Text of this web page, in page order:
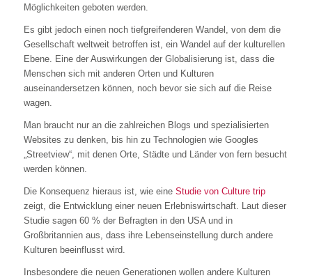
Möglichkeiten geboten werden.
Es gibt jedoch einen noch tiefgreifenderen Wandel, von dem die
Gesellschaft weltweit betroffen ist, ein Wandel auf der kulturellen
Ebene. Eine der Auswirkungen der Globalisierung ist, dass die
Menschen sich mit anderen Orten und Kulturen
auseinandersetzen können, noch bevor sie sich auf die Reise
wagen.
Man braucht nur an die zahlreichen Blogs und spezialisierten
Websites zu denken, bis hin zu Technologien wie Googles
„Streetview“, mit denen Orte, Städte und Länder von fern besucht
werden können.
Die Konsequenz hieraus ist, wie eine Studie von Culture trip
zeigt, die Entwicklung einer neuen Erlebniswirtschaft. Laut dieser
Studie sagen 60 % der Befragten in den USA und in
Großbritannien aus, dass ihre Lebenseinstellung durch andere
Kulturen beeinflusst wird.
Insbesondere die neuen Generationen wollen andere Kulturen